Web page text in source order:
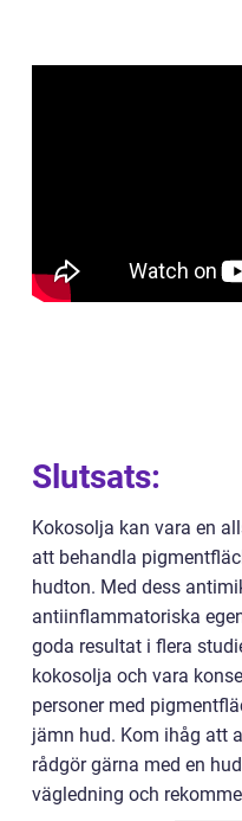
Slutsats:
Kokosolja kan vara en
att behandla
hudton. Med dess
antiinflammatoriska
goda resultat i flera
kokosolja och vara
personer med
jämn hud. Kom ihåg att
rådgör gärna med en
vägledning och